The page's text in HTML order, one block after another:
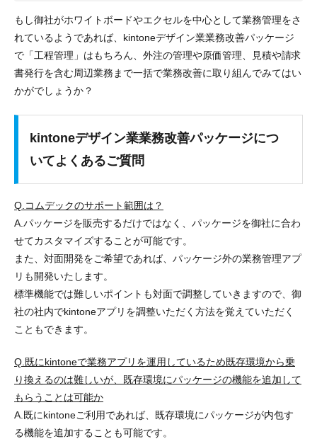
もし御社がホワイトボードやエクセルを中心として業務管理をさ
れているようであれば、kintoneデザイン業業務改善パッケージ
で「工程管理」はもちろん、外注の管理や原価管理、見積や請求
書発行を含む周辺業務まで一括で業務改善に取り組んでみてはい
かがでしょうか？
kintoneデザイン業業務改善パッケージにつ
いてよくあるご質問
Q.コムデックのサポート範囲は？
A.パッケージを販売するだけではなく、パッケージを御社に合わ
せてカスタマイズすることが可能です。
また、対面開発をご希望であれば、パッケージ外の業務管理アプ
リも開発いたします。
標準機能では難しいポイントも対面で調整していきますので、御
社の社内でkintoneアプリを調整いただく方法を覚えていただく
こともできます。
Q.既にkintoneで業務アプリを運用しているため既存環境から乗
り換えるのは難しいが、既存環境にパッケージの機能を追加して
もらうことは可能か
A.既にkintoneご利用であれば、既存環境にパッケージが内包す
る機能を追加することも可能です。